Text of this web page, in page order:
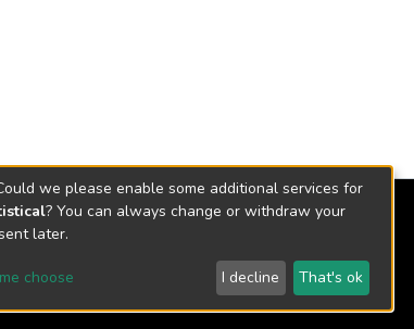
we please enable some additional services for
? You can always change or withdraw your
later.
choose I decline That's ok